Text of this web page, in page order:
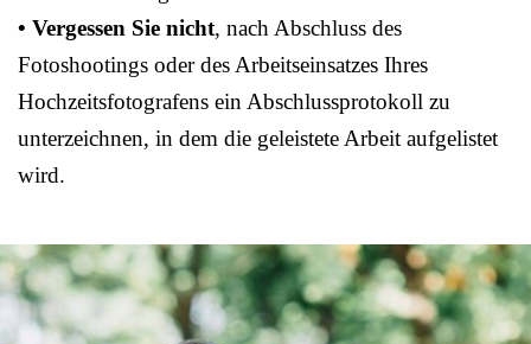
• Vergessen Sie nicht, nach Abschluss des
Fotoshootings oder des Arbeitseinsatzes Ihres
Hochzeitsfotografens ein Abschlussprotokoll zu
unterzeichnen, in dem die geleistete Arbeit aufgelistet
wird.